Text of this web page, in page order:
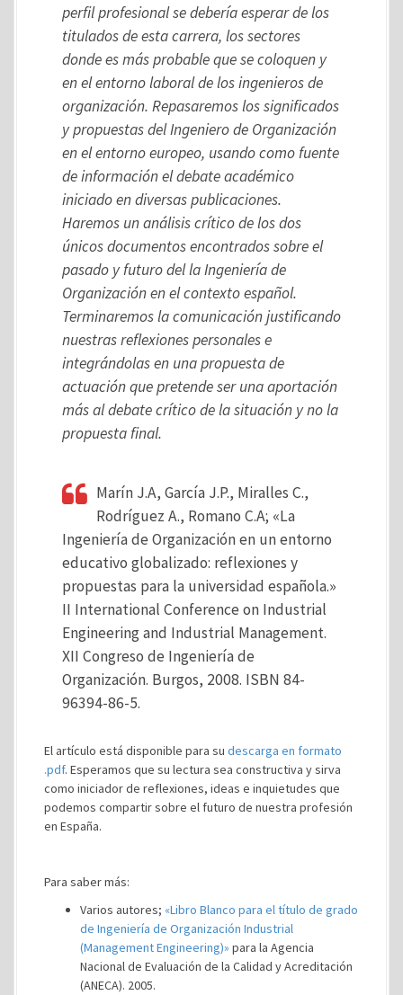
perfil profesional se debería esperar de los
titulados de esta carrera, los sectores
donde es más probable que se coloquen y
en el entorno laboral de los ingenieros de
organización. Repasaremos los significados
y propuestas del Ingeniero de Organización
en el entorno europeo, usando como fuente
de información el debate académico
iniciado en diversas publicaciones.
Haremos un análisis crítico de los dos
únicos documentos encontrados sobre el
pasado y futuro del la Ingeniería de
Organización en el contexto español.
Terminaremos la comunicación justificando
nuestras reflexiones personales e
integrándolas en una propuesta de
actuación que pretende ser una aportación
más al debate crítico de la situación y no la
propuesta final.
Marín J.A, García J.P., Miralles C.,
Rodríguez A., Romano C.A; «La
Ingeniería de Organización en un entorno
educativo globalizado: reflexiones y
propuestas para la universidad española.»
II International Conference on Industrial
Engineering and Industrial Management.
XII Congreso de Ingeniería de
Organización. Burgos, 2008. ISBN 84-
96394-86-5.
El artículo está disponible para su descarga en formato
.pdf. Esperamos que su lectura sea constructiva y sirva
como iniciador de reflexiones, ideas e inquietudes que
podemos compartir sobre el futuro de nuestra profesión
en España.
Para saber más:
Varios autores; «Libro Blanco para el título de grado
de Ingeniería de Organización Industrial
(Management Engineering)» para la Agencia
Nacional de Evaluación de la Calidad y Acreditación
(ANECA). 2005.